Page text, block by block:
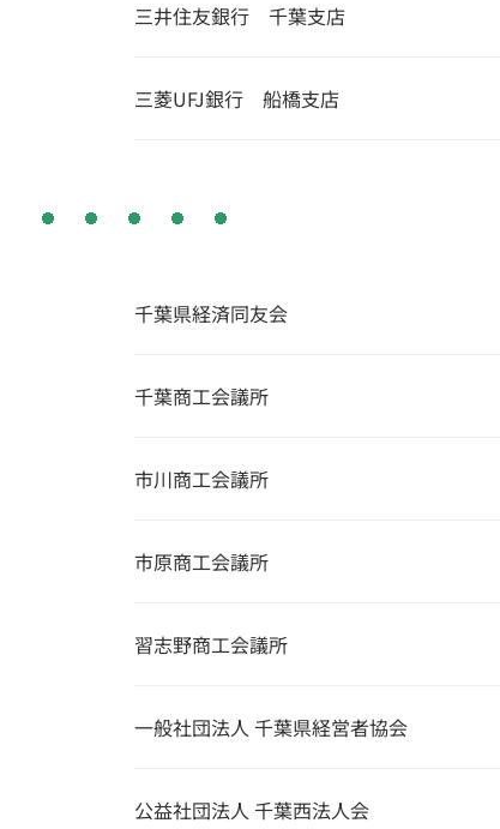
三井住友銀行 千葉支店
三菱UFJ銀行 船橋支店
千葉県経済同友会
千葉商工会議所
市川商工会議所
市原商工会議所
習志野商工会議所
一般社団法人 千葉県経営者協会
公益社団法人 千葉西法人会